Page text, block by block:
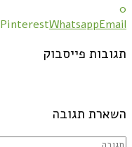
0
PinterestWhatsappEmail
תגובות פייסבוק
השארת תגובה